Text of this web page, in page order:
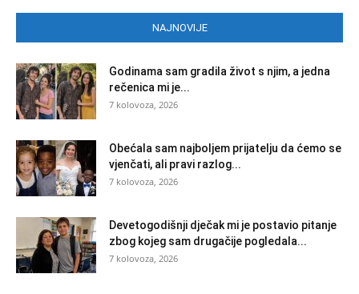
NAJNOVIJE
Godinama sam gradila život s njim, a jedna
rečenica mi je...
7 kolovoza, 2026
Obećala sam najboljem prijatelju da ćemo se
vjenčati, ali pravi razlog...
7 kolovoza, 2026
Devetogodišnji dječak mi je postavio pitanje
zbog kojeg sam drugačije pogledala...
7 kolovoza, 2026